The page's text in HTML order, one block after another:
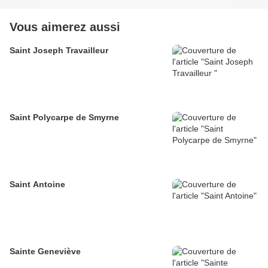
Vous aimerez aussi
Saint Joseph Travailleur
Saint Polycarpe de Smyrne
Saint Antoine
Sainte Geneviève